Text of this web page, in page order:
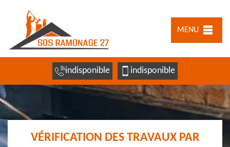
MENU
indisponible indisponible
VÉRIFICATION DES TRAVAUX PAR